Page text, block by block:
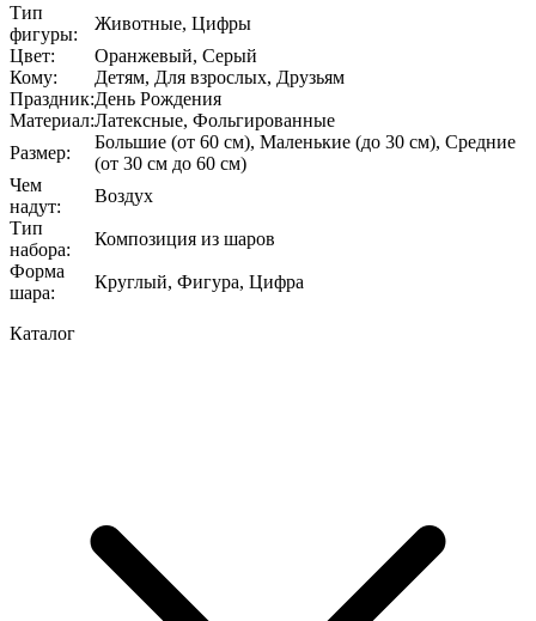
Тип
фигуры:
Животные, Цифры
Цвет:
Оранжевый, Серый
Кому:
Детям, Для взрослых, Друзьям
Праздник:День Рождения
Материал:Латексные, Фольгированные
Размер:
Большие (от 60 см), Маленькие (до 30 см), Средние
(от 30 см до 60 см)
Чем
надут:
Воздух
Тип
набора:
Композиция из шаров
Форма
шара:
Круглый, Фигура, Цифра
Каталог